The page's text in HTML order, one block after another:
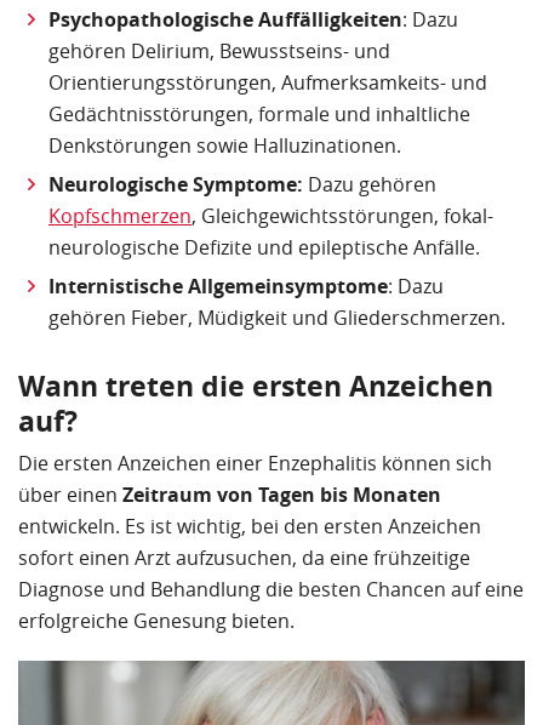
Psychopathologische Auffälligkeiten: Dazu
gehören Delirium, Bewusstseins- und
Orientierungsstörungen, Aufmerksamkeits- und
Gedächtnisstörungen, formale und inhaltliche
Denkstörungen sowie Halluzinationen.
Neurologische Symptome: Dazu gehören
Kopfschmerzen, Gleichgewichtsstörungen, fokal-
neurologische Defizite und epileptische Anfälle.
Internistische Allgemeinsymptome: Dazu
gehören Fieber, Müdigkeit und Gliederschmerzen.
Wann treten die ersten Anzeichen
auf?
Die ersten Anzeichen einer Enzephalitis können sich
über einen Zeitraum von Tagen bis Monaten
entwickeln. Es ist wichtig, bei den ersten Anzeichen
sofort einen Arzt aufzusuchen, da eine frühzeitige
Diagnose und Behandlung die besten Chancen auf eine
erfolgreiche Genesung bieten.